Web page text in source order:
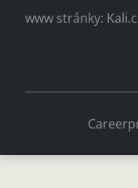
www stránky: